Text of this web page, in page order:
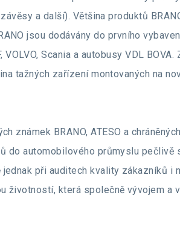
a další). Většina produktů
jsou dodávány do prvního
Scania a autobusy VDL
tažných zařízení montovaných na
známek BRANO, ATESO a
do automobilového průmyslu
při auditech kvality zákazníků i
životností, která společně vývojem a